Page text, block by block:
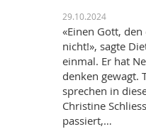
29.10.2024
«Einen Gott,
nicht!», sagte
einmal. Er hat
denken gewagt.
sprechen in
Christine
passiert,…